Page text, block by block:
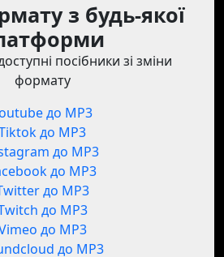
з будь-якої
посібники зі зміни
формату
до MP3
до MP3
до MP3
до MP3
до MP3
до MP3
до MP3
до MP3